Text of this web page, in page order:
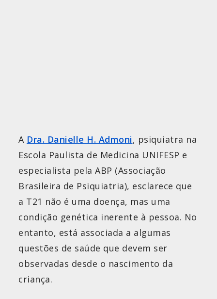
A Dra. Danielle H. Admoni, psiquiatra na
Escola Paulista de Medicina UNIFESP e
especialista pela ABP (Associação
Brasileira de Psiquiatria), esclarece que
a T21 não é uma doença, mas uma
condição genética inerente à pessoa. No
entanto, está associada a algumas
questões de saúde que devem ser
observadas desde o nascimento da
criança.